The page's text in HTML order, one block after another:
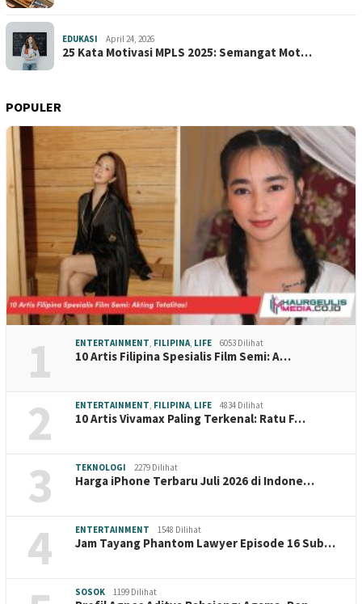
EDUKASI April 24, 2026
25 Kata Motivasi MPLS 2025: Semangat Mot…
POPULER
1 ENTERTAINMENT FILIPINA LIFE 6053 Dilihat
10 Artis Filipina Spesialis Film Semi: A…
2 ENTERTAINMENT FILIPINA LIFE 4834 Dilihat
10 Artis Vivamax Paling Terkenal: Ratu F…
3 TEKNOLOGI 2279 Dilihat
Harga iPhone Terbaru Juli 2026 di Indone…
4 ENTERTAINMENT 1548 Dilihat
Jam Tayang Phantom Lawyer Episode 16 Sub…
SOSOK 1199 Dilihat